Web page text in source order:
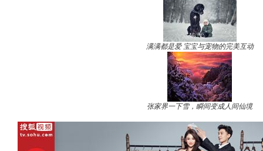
满满都是爱 宝宝与宠物的完美互动
张家界一下雪，瞬间变成人间仙境